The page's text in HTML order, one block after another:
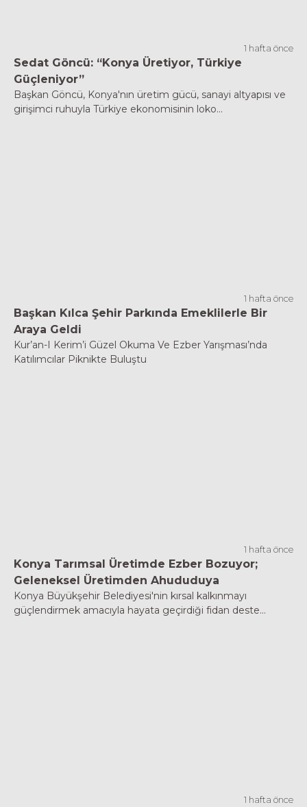
1 hafta önce
Sedat Göncü: “Konya Üretiyor, Türkiye
Güçleniyor”
Başkan Göncü, Konya'nın üretim gücü, sanayi altyapısı ve
girişimci ruhuyla Türkiye ekonomisinin loko...
1 hafta önce
Başkan Kılca Şehir Parkında Emeklilerle Bir
Araya Geldi
Kur’an-I Kerim’i Güzel Okuma Ve Ezber Yarışması’nda
Katılımcılar Piknikte Buluştu
1 hafta önce
Konya Tarımsal Üretimde Ezber Bozuyor;
Geleneksel Üretimden Ahududuya
Konya Büyükşehir Belediyesi'nin kırsal kalkınmayı
güçlendirmek amacıyla hayata geçirdiği fidan deste...
1 hafta önce